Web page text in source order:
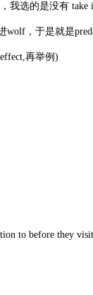
选的是没有 take
，于是就是
再举例)
to before they